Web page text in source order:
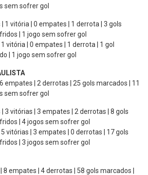
sem sofrer gol
| 1 vitória | 0 empates | 1 derrota | 3 gols
| 1 jogo sem sofrer gol
1 vitória | 0 empates | 1 derrota | 1 gol
| 1 jogo sem sofrer gol
empates | 2 derrotas | 25 gols marcados | 11
sem sofrer gol
| 3 vitórias | 3 empates | 2 derrotas | 8 gols
| 4 jogos sem sofrer gol
5 vitórias | 3 empates | 0 derrotas | 17 gols
| 3 jogos sem sofrer gol
8 empates | 4 derrotas | 58 gols marcados |